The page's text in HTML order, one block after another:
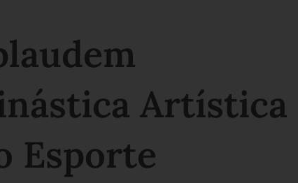
Artística
Esporte